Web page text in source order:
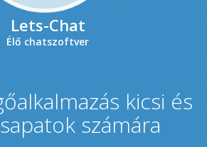
Lets-Chat
Élő chatszoftver
kicsi és
számára